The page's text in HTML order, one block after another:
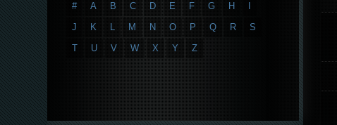
# A B C D E F G H
J
K L M N O P Q R
S
T
U V W X Y Z